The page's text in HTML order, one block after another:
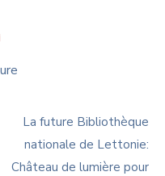
La future Bibliothèque
nationale de Lettonie:
Château de lumière pour